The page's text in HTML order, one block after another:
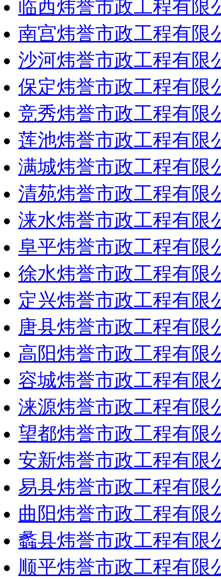
临西炜誉市政工程有限
南宫炜誉市政工程有限
沙河炜誉市政工程有限
保定炜誉市政工程有限
竞秀炜誉市政工程有限
莲池炜誉市政工程有限
满城炜誉市政工程有限
清苑炜誉市政工程有限
涞水炜誉市政工程有限
阜平炜誉市政工程有限
徐水炜誉市政工程有限
定兴炜誉市政工程有限
唐县炜誉市政工程有限
高阳炜誉市政工程有限
容城炜誉市政工程有限
涞源炜誉市政工程有限
望都炜誉市政工程有限
安新炜誉市政工程有限
易县炜誉市政工程有限
曲阳炜誉市政工程有限
蠡县炜誉市政工程有限
顺平炜誉市政工程有限